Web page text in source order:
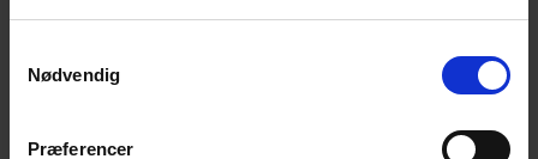
Nødvendig
Præferencer
Viborg.
Flg. datoer er foreløbig aftalt:
Mandag d. 28. juni og mandag d. 9. august, kl. 18.30 –